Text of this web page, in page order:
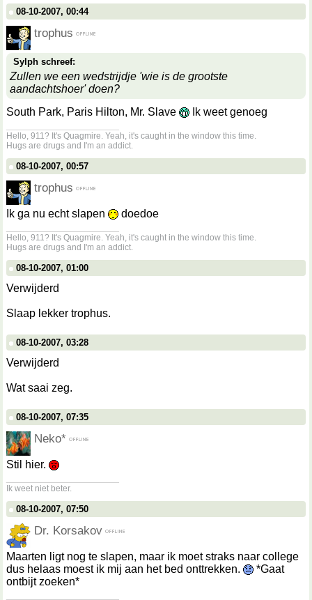
08-10-2007, 00:44
trophus
Sylph schreef:
Zullen we een wedstrijdje 'wie is de grootste
aandachtshoer' doen?
South Park, Paris Hilton, Mr. Slave
Ik weet genoeg
Hello, 911? It's Quagmire. Yeah, it's caught in the window this time.
Hugs are drugs and I'm an addict.
08-10-2007, 00:57
trophus
Ik ga nu echt slapen
doedoe
Hello, 911? It's Quagmire. Yeah, it's caught in the window this time.
Hugs are drugs and I'm an addict.
08-10-2007, 01:00
Verwijderd
Slaap lekker trophus.
08-10-2007, 03:28
Verwijderd
Wat saai zeg.
08-10-2007, 07:35
Neko*
Stil hier.
Ik weet niet beter.
08-10-2007, 07:50
Dr. Korsakov
Maarten ligt nog te slapen, maar ik moet straks naar college
dus helaas moest ik mij aan het bed onttrekken.
*Gaat
ontbijt zoeken*